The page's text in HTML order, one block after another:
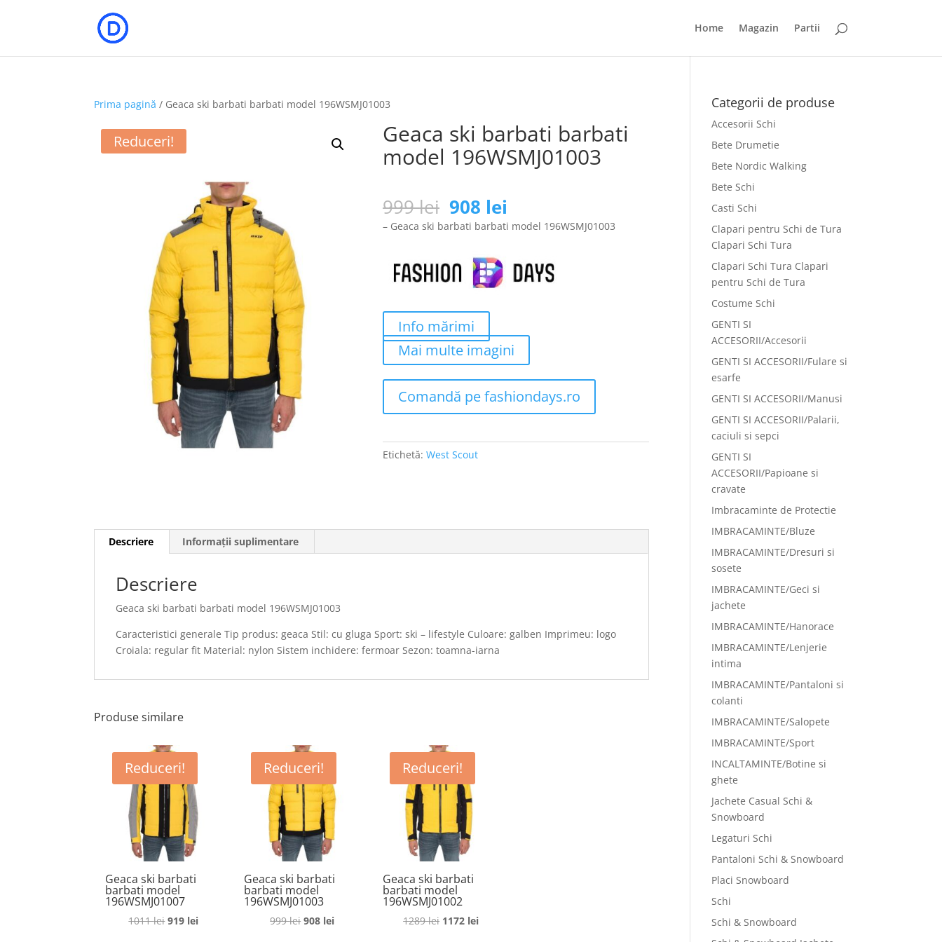
Home Magazin Partii
Prima pagină / Geaca ski barbati barbati model 196WSMJ01003
Reduceri!
Geaca ski barbati barbati
model 196WSMJ01003
999lei Prețul
inițial
a
fost:
999 lei.
908 lei
curent
este:
– Geaca ski barbati barbati model 196WSMJ01003
Info mărimi
Mai multe imagini
Comandă pe fashiondays.ro
Etichetă:West Scout
Descriere Informații suplimentare
Descriere
Geaca ski barbati barbati model 196WSMJ01003
Caracteristici generale Tip produs: geaca Stil: cu gluga Sport: ski – lifestyle Culoare: galben Imprimeu: logo
Croiala: regular fit Material: nylon Sistem inchidere: fermoar Sezon: toamna-iarna
Produse similare
Reduceri!
Geaca ski barbati
barbati model
196WSMJ01007
1011leiPrețul
919 leiPrețul
Reduceri!
Geaca ski barbati
barbati model
196WSMJ01003
999leiPrețul
908 leiPrețul
Reduceri!
Geaca ski barbati
barbati model
196WSMJ01002
1289lei Prețul
1172 leiPrețul
Categorii de produse
Accesorii Schi
Bete Drumetie
Bete Nordic Walking
Bete Schi
Casti Schi
Clapari pentru Schi de Tura
Clapari Schi Tura
Clapari Schi Tura Clapari
pentru Schi de Tura
Costume Schi
GENTI SI
ACCESORII/Accesorii
GENTI SI ACCESORII/Fulare si
esarfe
GENTI SI ACCESORII/Manusi
GENTI SI ACCESORII/Palarii,
caciuli si sepci
GENTI SI
ACCESORII/Papioane si
cravate
Imbracaminte de Protectie
IMBRACAMINTE/Bluze
IMBRACAMINTE/Dresuri si
sosete
IMBRACAMINTE/Geci si
jachete
IMBRACAMINTE/Hanorace
IMBRACAMINTE/Lenjerie
intima
IMBRACAMINTE/Pantaloni si
colanti
IMBRACAMINTE/Salopete
IMBRACAMINTE/Sport
INCALTAMINTE/Botine si
ghete
Jachete Casual Schi &
Snowboard
Legaturi Schi
Pantaloni Schi & Snowboard
Placi Snowboard
Schi
Schi & Snowboard